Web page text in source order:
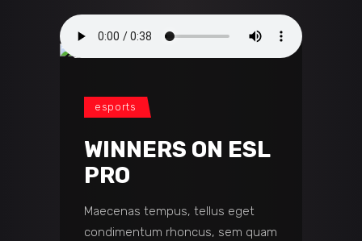
esports
WINNERS ON ESL
PRO
Maecenas tempus, tellus eget
condimentum rhoncus, sem quam